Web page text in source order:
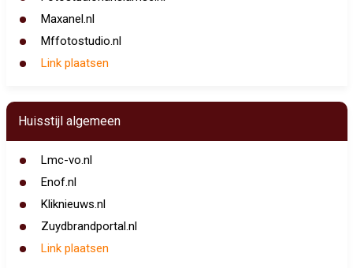
Maxanel.nl
Mffotostudio.nl
Link plaatsen
Huisstijl algemeen
Lmc-vo.nl
Enof.nl
Kliknieuws.nl
Zuydbrandportal.nl
Link plaatsen